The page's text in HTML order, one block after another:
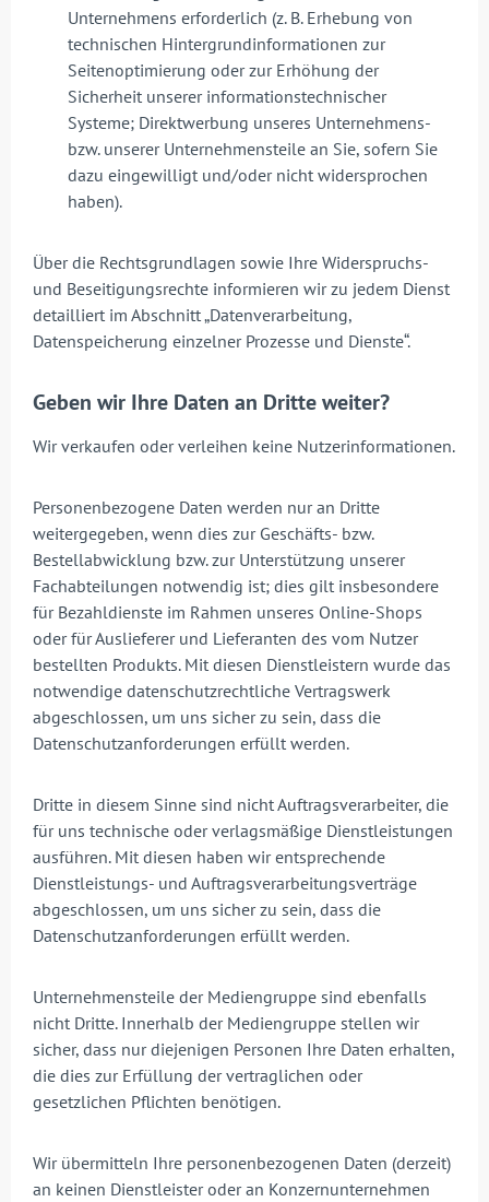
Unternehmens erforderlich (z. B. Erhebung von
technischen Hintergrundinformationen zur
Seitenoptimierung oder zur Erhöhung der
Sicherheit unserer informationstechnischer
Systeme; Direktwerbung unseres Unternehmens-
bzw. unserer Unternehmensteile an Sie, sofern Sie
dazu eingewilligt und/oder nicht widersprochen
haben).
Über die Rechtsgrundlagen sowie Ihre Widerspruchs-
und Beseitigungsrechte informieren wir zu jedem Dienst
detailliert im Abschnitt „Datenverarbeitung,
Datenspeicherung einzelner Prozesse und Dienste“.
Geben wir Ihre Daten an Dritte weiter?
Wir verkaufen oder verleihen keine Nutzerinformationen.
Personenbezogene Daten werden nur an Dritte
weitergegeben, wenn dies zur Geschäfts- bzw.
Bestellabwicklung bzw. zur Unterstützung unserer
Fachabteilungen notwendig ist; dies gilt insbesondere
für Bezahldienste im Rahmen unseres Online-Shops
oder für Auslieferer und Lieferanten des vom Nutzer
bestellten Produkts. Mit diesen Dienstleistern wurde das
notwendige datenschutzrechtliche Vertragswerk
abgeschlossen, um uns sicher zu sein, dass die
Datenschutzanforderungen erfüllt werden.
Dritte in diesem Sinne sind nicht Auftragsverarbeiter, die
für uns technische oder verlagsmäßige Dienstleistungen
ausführen. Mit diesen haben wir entsprechende
Dienstleistungs- und Auftragsverarbeitungsverträge
abgeschlossen, um uns sicher zu sein, dass die
Datenschutzanforderungen erfüllt werden.
Unternehmensteile der Mediengruppe sind ebenfalls
nicht Dritte. Innerhalb der Mediengruppe stellen wir
sicher, dass nur diejenigen Personen Ihre Daten erhalten,
die dies zur Erfüllung der vertraglichen oder
gesetzlichen Pflichten benötigen.
Wir übermitteln Ihre personenbezogenen Daten (derzeit)
an keinen Dienstleister oder an Konzernunternehmen